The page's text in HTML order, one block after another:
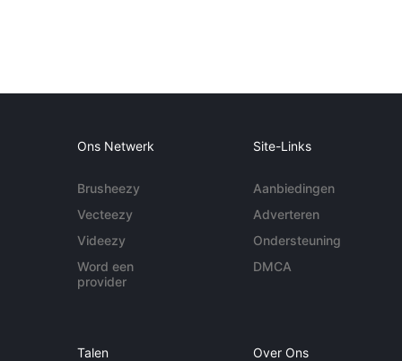
Ons Netwerk
Brusheezy
Vecteezy
Videezy
Word een
provider
Site-Links
Aanbiedingen
Adverteren
Ondersteuning
DMCA
Talen Over Ons